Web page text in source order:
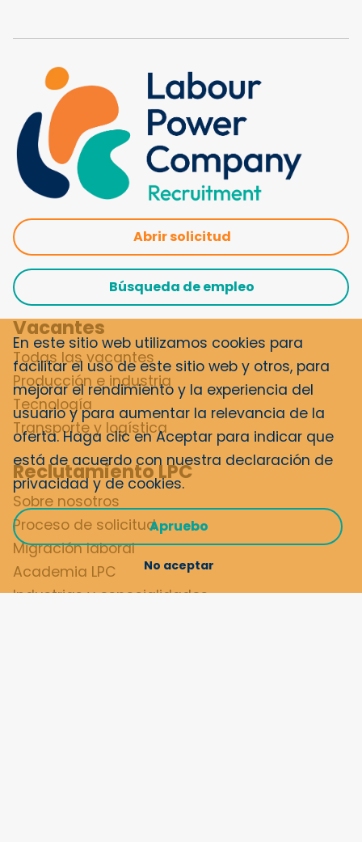
Abrir solicitud
Búsqueda de empleo
Vacantes
Todas las vacantes
Producción e industria
Tecnología
Transporte y logística
Reclutamiento LPC
Sobre nosotros
Proceso de solicitud
Migración laboral
Academia LPC
Industrias y especialidades
En este sitio web utilizamos cookies para
facilitar el uso de este sitio web y otros, para
mejorar el rendimiento y la experiencia del
usuario y para aumentar la relevancia de la
oferta. Haga clic en Aceptar para indicar que
está de acuerdo con nuestra declaración de
privacidad y de cookies.
Apruebo
No aceptar